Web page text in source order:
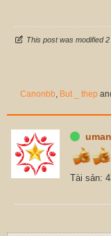
This post was modified
Canonbb But _ thep
uman
Tài sản: